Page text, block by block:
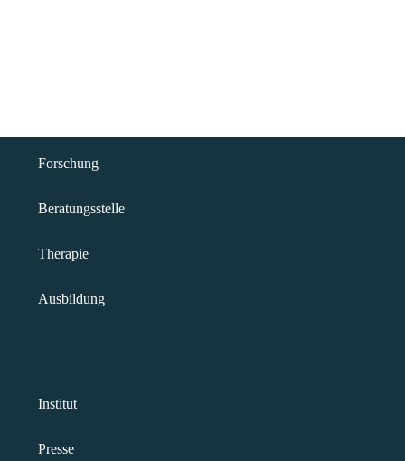
Forschung
Beratungsstelle
Therapie
Ausbildung
Institut
Presse